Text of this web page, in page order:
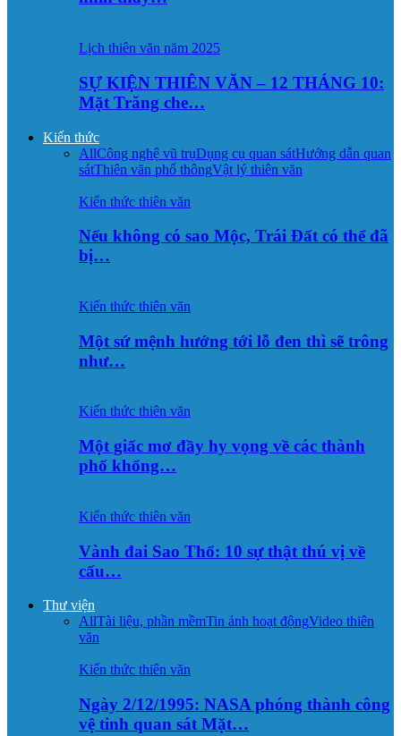
Lịch thiên văn năm 2025
SỰ KIỆN THIÊN VĂN – 12 THÁNG 10:
Mặt Trăng che…
Kiến thức
AllCông nghệ vũ trụDụng cụ quan sátHướng dẫn quan
sátThiên văn phổ thôngVật lý thiên văn
Kiến thức thiên văn
Nếu không có sao Mộc, Trái Đất có thể đã
bị…
Kiến thức thiên văn
Một sứ mệnh hướng tới lỗ đen thì sẽ trông
như…
Kiến thức thiên văn
Một giấc mơ đầy hy vọng về các thành
phố khổng…
Kiến thức thiên văn
Vành đai Sao Thổ: 10 sự thật thú vị về
cấu…
Thư viện
AllTài liệu, phần mềmTin ảnh hoạt độngVideo thiên
văn
Kiến thức thiên văn
Ngày 2/12/1995: NASA phóng thành công
vệ tinh quan sát Mặt…